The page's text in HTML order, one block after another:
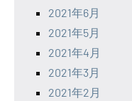
2021年6月
2021年5月
2021年4月
2021年3月
2021年2月